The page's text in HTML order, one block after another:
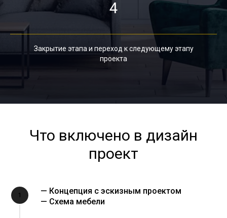
4
Закрытие этапа и переход к следующему этапу
проекта
Что включено в дизайн
проект
1
— Концепция с эскизным проектом
— Схема мебели